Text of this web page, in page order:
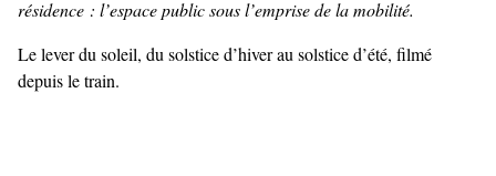
résidence : l’espace public sous l’emprise de la mobilité.
Le lever du soleil, du solstice d’hiver au solstice d’été, filmé
depuis le train.